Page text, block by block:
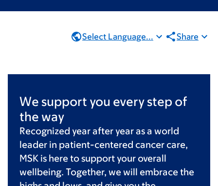
Select Language... Share
We support you every step of
the way
Recognized year after year as a world
leader in patient-centered cancer care,
MSK is here to support your overall
wellbeing. Together, we will embrace the